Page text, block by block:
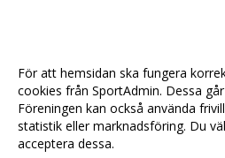
För att hemsidan ska fungera
cookies från SportAdmin. Dessa
Föreningen kan också använda
statistik eller marknadsföring. Du
acceptera dessa.